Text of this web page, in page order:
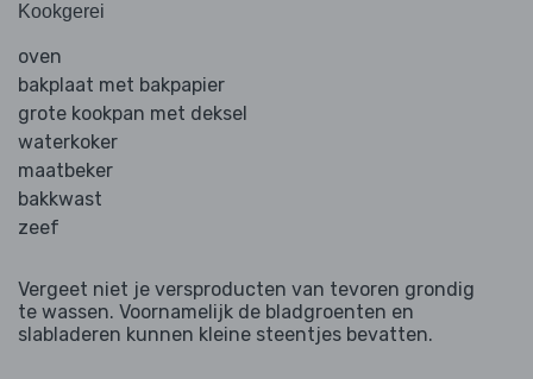
Kookgerei
oven
bakplaat met bakpapier
grote kookpan met deksel
waterkoker
maatbeker
bakkwast
zeef
Vergeet niet je versproducten van tevoren grondig
te wassen. Voornamelijk de bladgroenten en
slabladeren kunnen kleine steentjes bevatten.